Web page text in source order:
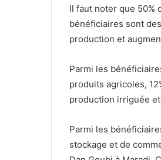
Il faut noter que 50%
bénéficiaires sont
production et
Parmi les
produits agricoles,
production irriguée
Parmi les
stockage et de